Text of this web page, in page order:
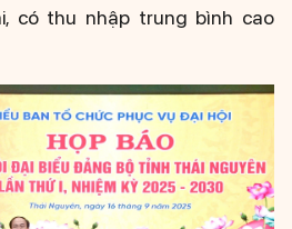
có thu nhập trung bình cao